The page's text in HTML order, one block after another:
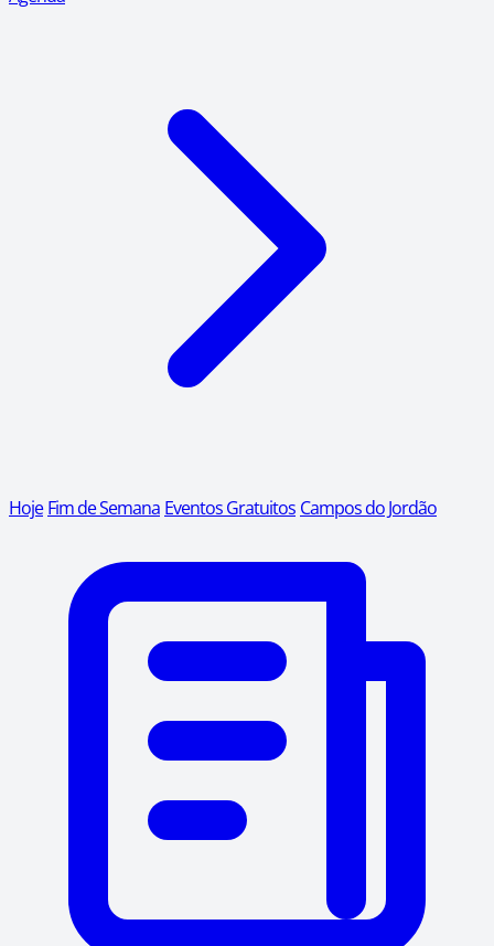
Hoje Fim de Semana Eventos Gratuitos Campos do Jordão